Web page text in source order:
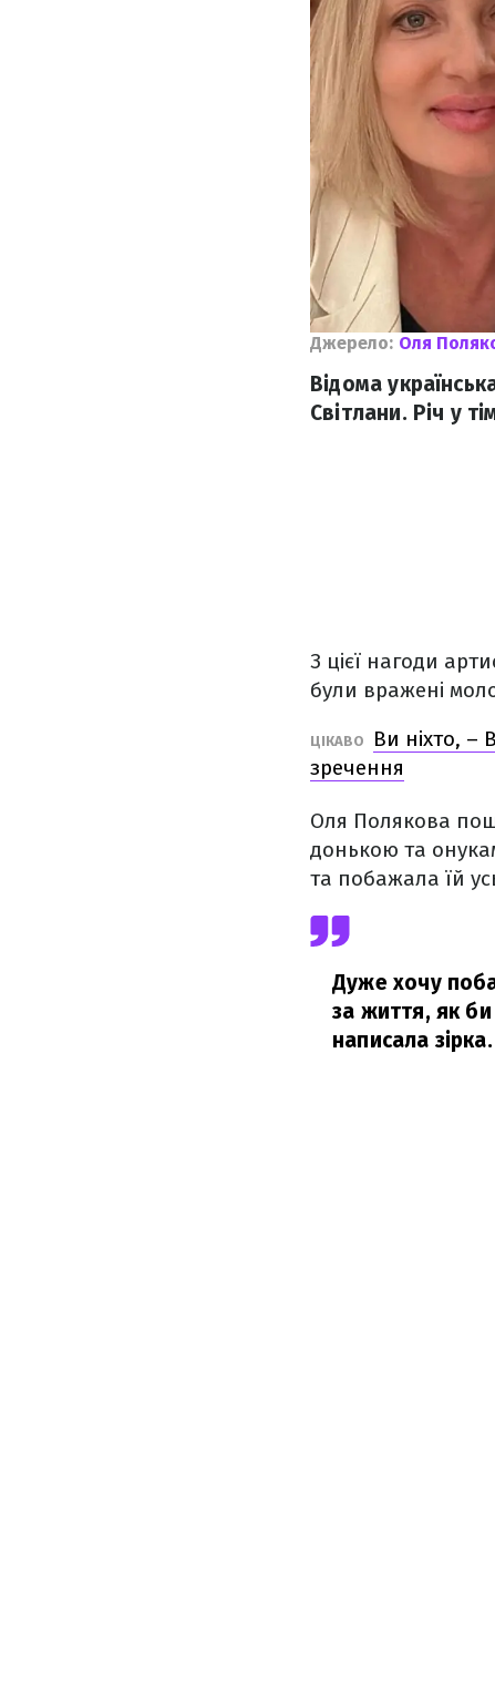
Джерело: Оля
Відома
Світлани. Річ у
З цієї нагоди
були вражені
ЦІКАВО
Ви ніхто, –
зречення
Оля Полякова
донькою та
та побажала їй
Дуже хочу
за життя, як
написала зірка.